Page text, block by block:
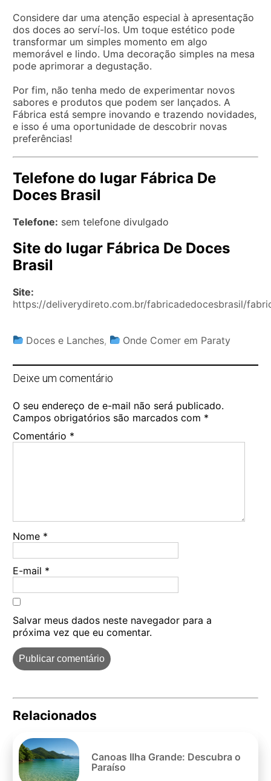
Considere dar uma atenção especial à apresentação
dos doces ao serví-los. Um toque estético pode
transformar um simples momento em algo
memorável e lindo. Uma decoração simples na mesa
pode aprimorar a degustação.
Por fim, não tenha medo de experimentar novos
sabores e produtos que podem ser lançados. A
Fábrica está sempre inovando e trazendo novidades,
e isso é uma oportunidade de descobrir novas
preferências!
Telefone do lugar Fábrica De
Doces Brasil
Telefone: sem telefone divulgado
Site do lugar Fábrica De Doces
Brasil
Site:
https://deliverydireto.com.br/fabricadedocesbrasil/
Doces e Lanches, Onde Comer em Paraty
Deixe um comentário
O seu endereço de e-mail não será publicado.
Campos obrigatórios são marcados com *
Comentário *
Nome *
E-mail *
Salvar meus dados neste navegador para a
próxima vez que eu comentar.
Relacionados
Canoas Ilha Grande: Descubra o
Paraíso